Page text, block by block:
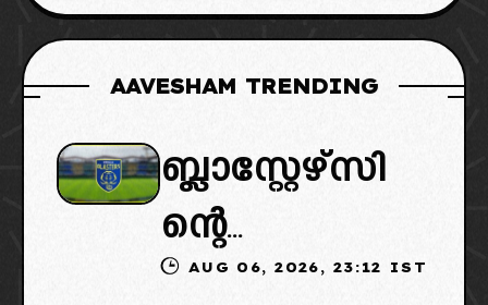
AAVESHAM TRENDING
ബ്ലാസ്റ്റേഴ്സി
ന്റെ
കൈമാറ്റത്തി
AUG 06, 2026, 23:12 IST